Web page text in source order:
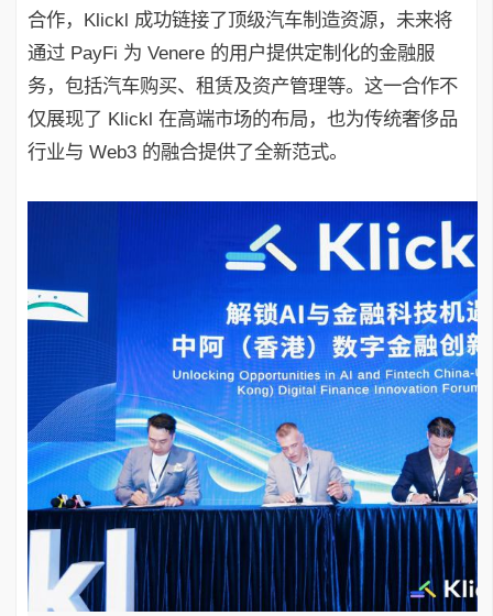
合作，Klickl 成功链接了顶级汽车制造资源，未来将
通过 PayFi 为 Venere 的用户提供定制化的金融服
务，包括汽车购买、租赁及资产管理等。这一合作不
仅展现了 Klickl 在高端市场的布局，也为传统奢侈品
行业与 Web3 的融合提供了全新范式。